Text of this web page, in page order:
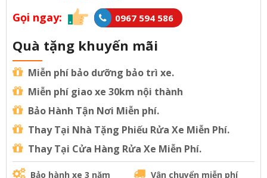
Gọi ngay: 0967 594 586
Quà tặng khuyến mãi
Miễn phí bảo dưỡng bảo trì xe.
Miễn phí giao xe 30km nội thành
Bảo Hành Tận Nơi Miễn phí.
Thay Tại Nhà Tặng Phiếu Rửa Xe Miễn Phí.
Thay Tại Cửa Hàng Rửa Xe Miễn Phí.
Bảo hành xe 3 năm
Vận chuyển miễn phí